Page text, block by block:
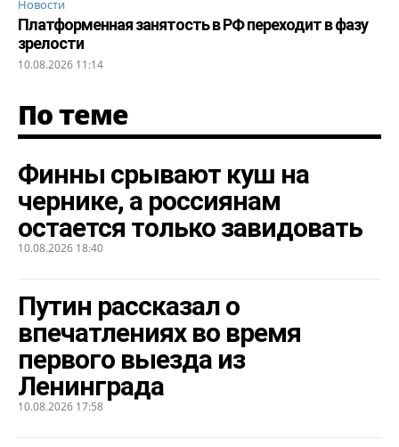
Новости
Платформенная занятость в РФ переходит в фазу
зрелости
10.08.2026 11:14
По теме
Финны срывают куш на
чернике, а россиянам
остается только завидовать
10.08.2026 18:40
Путин рассказал о
впечатлениях во время
первого выезда из
Ленинграда
10.08.2026 17:58